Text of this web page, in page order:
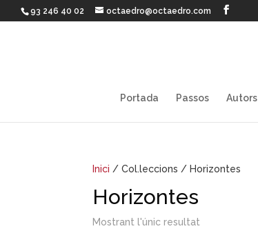
93 246 40 02 octaedro@octaedro.com
Portada Passos Autors
Inici / Col.leccions / Horizontes
Horizontes
Mostrant l'únic resultat